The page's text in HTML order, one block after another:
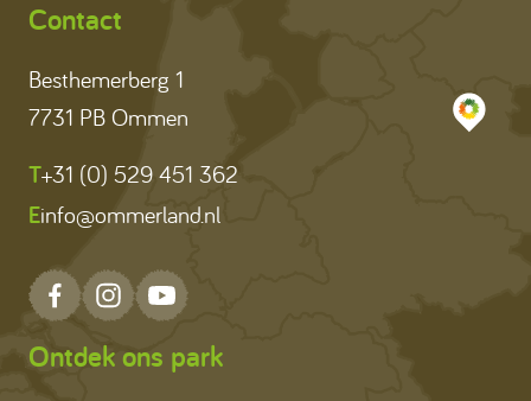
Contact
Besthemerberg 1
7731 PB Ommen
T+31 (0) 529 451 362
Einfo@ommerland.nl
Ontdek ons park